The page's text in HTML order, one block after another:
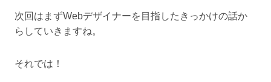
次回はまずWebデザイナーを目指したきっかけの話か
らしていきますね。
それでは！